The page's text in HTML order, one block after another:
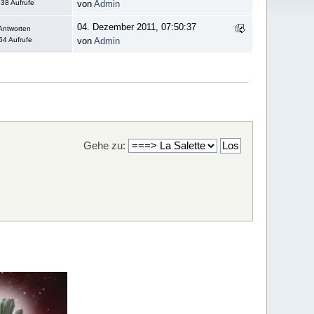
Aufrufe vonAdmin
Aufrufe
04. Dezember 2011, 07:50:37
vonAdmin
Gehe zu: